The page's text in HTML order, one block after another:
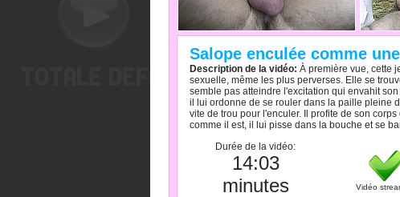
Salope enculée comme
Description de la vidéo: À première vue, cette
sexuelle, même les plus perverses. Elle se
semble pas atteindre l'excitation qui envahit
il lui ordonne de se rouler dans la paille pleine
vite de trou pour l'enculer. Il profite de son
comme il est, il lui pisse dans la bouche et se
Durée de la vidéo:
14:03
minutes
Vidéo